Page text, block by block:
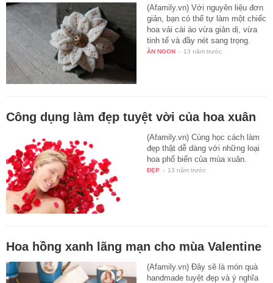
(Afamily.vn) Với nguyên liệu đơn
giản, bạn có thể tự làm một chiếc
hoa vải cài áo vừa giản dị, vừa
tinh tế và đầy nét sang trọng.
ĂN NGON - 13 năm trước
Công dụng làm đẹp tuyệt vời của hoa xuân
(Afamily.vn) Cùng học cách làm
đẹp thật dễ dàng với những loại
hoa phổ biến của mùa xuân.
ĐẸP - 13 năm trước
Hoa hồng xanh lãng mạn cho mùa Valentine
(Afamily.vn) Đây sẽ là món quà
handmade tuyệt đẹp và ý nghĩa